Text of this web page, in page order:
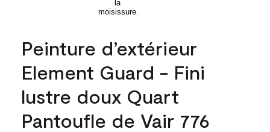
Peinture d’extérieur
Element Guard - Fini
lustre doux Quart
Pantoufle de Vair 776